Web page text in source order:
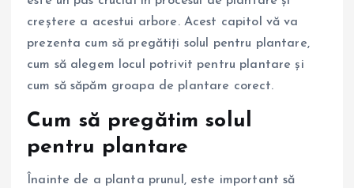
creștere a acestui arbore. Acest capitol vă va
prezenta cum să pregătiți solul pentru plantare,
cum să alegem locul potrivit pentru plantare și
cum să săpăm groapa de plantare corect.
Cum să pregătim solul
pentru plantare
Înainte de a planta prunul, este important să